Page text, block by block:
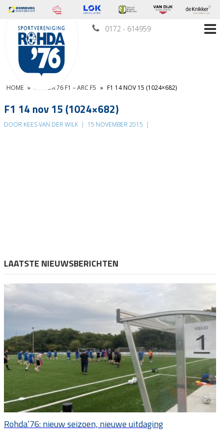
0172 - 614959
HOME » ROHDA’76 F1 – ARC F5 » F1 14 NOV 15 (1024×682)
F1 14 nov 15 (1024×682)
DOOR KEES VAN DER WILK | 15 NOVEMBER 2015 |
LAATSTE NIEUWSBERICHTEN
Rohda’76: nieuw seizoen, nieuwe uitdaging